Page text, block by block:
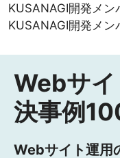
KUSANAGI開発メ
KUSANAGI開発メ
Webサ
決事例
Webサイト運用